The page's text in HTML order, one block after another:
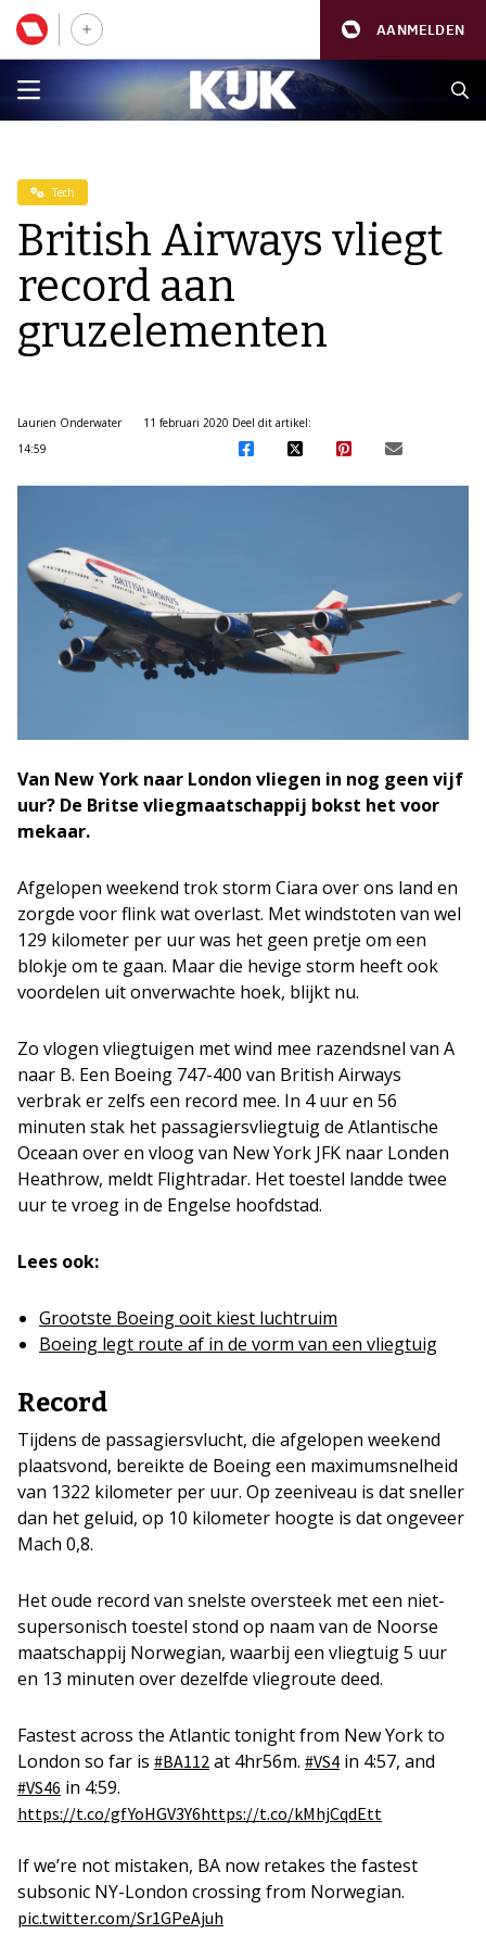
AANMELDEN
Tech
British Airways vliegt
record aan
gruzelementen
Laurien Onderwater
11 februari 2020
14:59
Deel dit artikel:
Van New York naar London vliegen in nog geen vijf
uur? De Britse vliegmaatschappij bokst het voor
mekaar.
Afgelopen weekend trok storm Ciara over ons land en
zorgde voor flink wat overlast. Met windstoten van wel
129 kilometer per uur was het geen pretje om een
blokje om te gaan. Maar die hevige storm heeft ook
voordelen uit onverwachte hoek, blijkt nu.
Zo vlogen vliegtuigen met wind mee razendsnel van A
naar B. Een Boeing 747-400 van British Airways
verbrak er zelfs een record mee. In 4 uur en 56
minuten stak het passagiersvliegtuig de Atlantische
Oceaan over en vloog van New York JFK naar Londen
Heathrow, meldt Flightradar. Het toestel landde twee
uur te vroeg in de Engelse hoofdstad.
Lees ook:
Grootste Boeing ooit kiest luchtruim
Boeing legt route af in de vorm van een vliegtuig
Record
Tijdens de passagiersvlucht, die afgelopen weekend
plaatsvond, bereikte de Boeing een maximumsnelheid
van 1322 kilometer per uur. Op zeeniveau is dat sneller
dan het geluid, op 10 kilometer hoogte is dat ongeveer
Mach 0,8.
Het oude record van snelste oversteek met een niet-
supersonisch toestel stond op naam van de Noorse
maatschappij Norwegian, waarbij een vliegtuig 5 uur
en 13 minuten over dezelfde vliegroute deed.
Fastest across the Atlantic tonight from New York to
London so far is #BA112 at 4hr56m. #VS4 in 4:57, and
#VS46 in 4:59.
https://t.co/gfYoHGV3Y6https://t.co/kMhjCqdEtt
If we’re not mistaken, BA now retakes the fastest
subsonic NY-London crossing from Norwegian.
pic.twitter.com/Sr1GPeAjuh